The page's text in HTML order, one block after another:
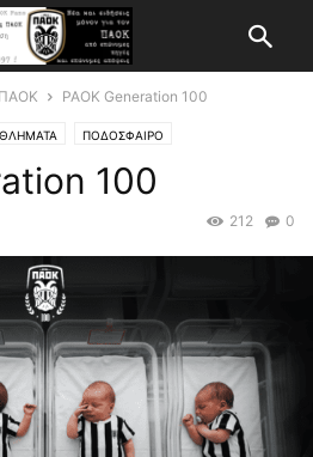
PAOK Generation 100
ΠΟΔΟΣΦΑΙΡΟ
100
0
212